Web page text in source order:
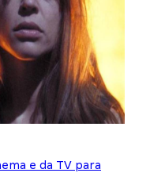
e da TV para